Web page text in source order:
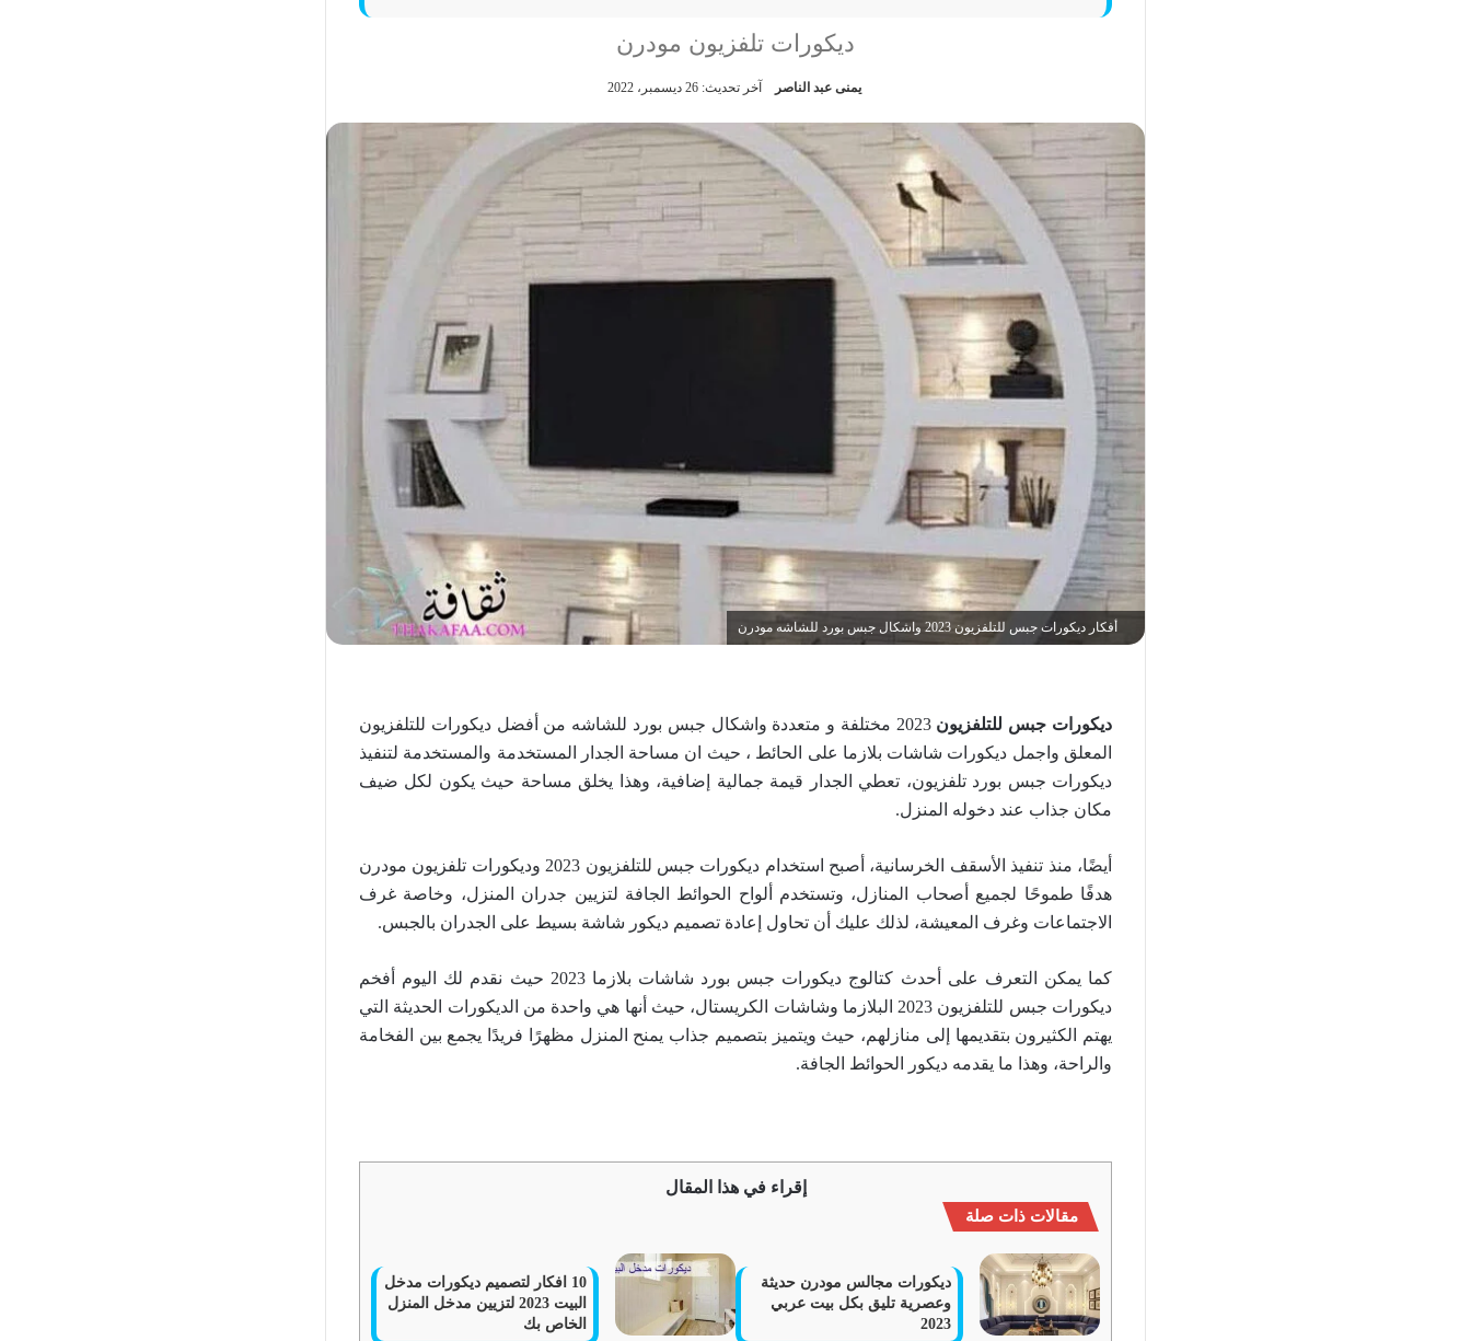
ديكورات تلفزيون مودرن
يمنى عبد الناصر آخر تحديث: 26 ديسمبر، 2022
أفكار ديكورات جبس للتلفزيون 2023 واشكال جبس بورد للشاشه مودرن
ديكورات جبس للتلفزيون
2023 مختلفة و متعددة واشكال جبس بورد للشاشه من أفضل ديكورات للتلفزيون
المعلق واجمل ديكورات شاشات بلازما على الحائط ، حيث ان مساحة الجدار المستخدمة والمستخدمة لتنفيذ
ديكورات جبس بورد تلفزيون، تعطي الجدار قيمة جمالية إضافية، وهذا يخلق مساحة حيث يكون لكل ضيف
مكان جذاب عند دخوله المنزل.
أيضًا، منذ تنفيذ الأسقف الخرسانية، أصبح استخدام ديكورات جبس للتلفزيون 2023 وديكورات تلفزيون مودرن
هدفًا طموحًا لجميع أصحاب المنازل، وتستخدم ألواح الحوائط الجافة لتزيين جدران المنزل، وخاصة غرف
الاجتماعات وغرف المعيشة، لذلك عليك أن تحاول إعادة تصميم ديكور شاشة بسيط على الجدران بالجبس.
كما يمكن التعرف على أحدث كتالوج ديكورات جبس بورد شاشات بلازما 2023 حيث نقدم لك اليوم أفخم
ديكورات جبس للتلفزيون 2023 البلازما وشاشات الكريستال، حيث أنها هي واحدة من الديكورات الحديثة التي
يهتم الكثيرون بتقديمها إلى منازلهم، حيث ويتميز بتصميم جذاب يمنح المنزل مظهرًا فريدًا يجمع بين الفخامة
والراحة، وهذا ما يقدمه ديكور الحوائط الجافة.
إقراء في هذا المقال
مقالات ذات صلة
ديكورات مجالس مودرن حديثة
وعصرية تليق بكل بيت عربي
2023
10 افكار لتصميم ديكورات مدخل
البيت 2023 لتزيين مدخل المنزل
الخاص بك